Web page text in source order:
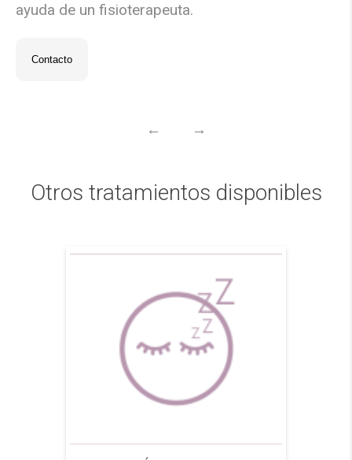
ayuda de un fisioterapeuta.
Contacto
← →
Otros tratamientos disponibles